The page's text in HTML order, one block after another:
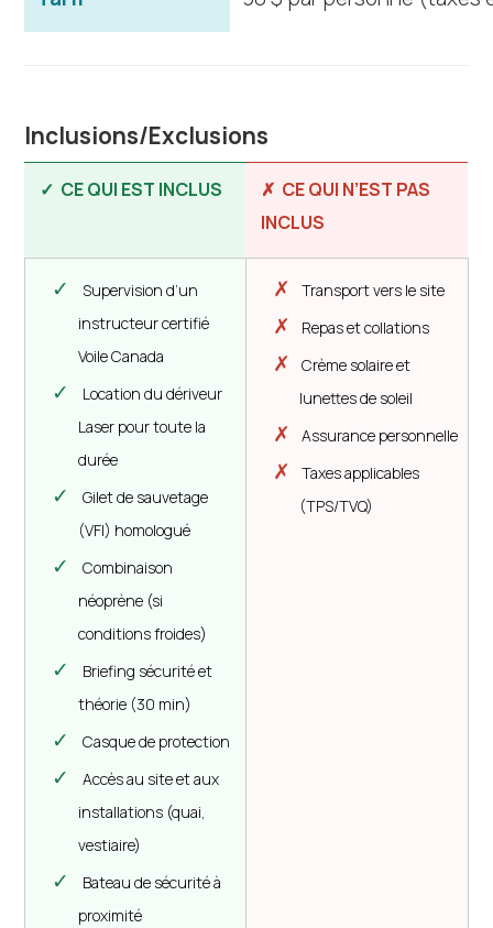
Inclusions/Exclusions
✓ CE QUI EST INCLUS ✗ CE QUI N’EST PAS
INCLUS
✓
Supervision d’un
instructeur certifié
Voile Canada
✓
Location du dériveur
Laser pour toute la
durée
✓
Gilet de sauvetage
(VFI) homologué
✓
Combinaison
néoprène (si
conditions froides)
✓
Briefing sécurité et
théorie (30 min)
✓ Casque de protection
✓
Accès au site et aux
installations (quai,
vestiaire)
✓
Bateau de sécurité à
proximité
✗ Transport vers le site
✗ Repas et collations
✗
Crème solaire et
lunettes de soleil
✗ Assurance personnelle
✗
Taxes applicables
(TPS/TVQ)